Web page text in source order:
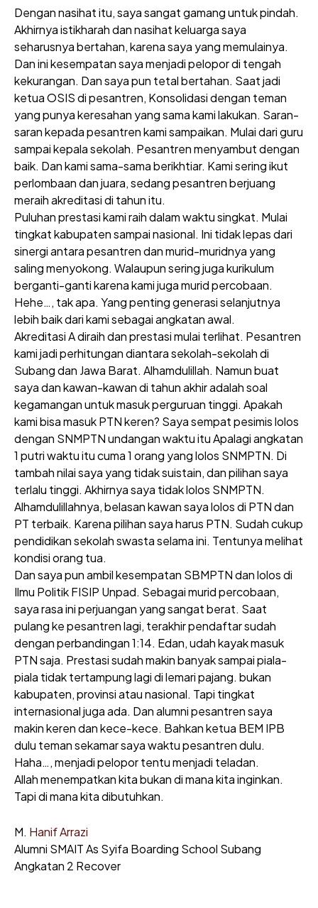
Dengan nasihat itu, saya sangat gamang untuk pindah.
Akhirnya istikharah dan nasihat keluarga saya
seharusnya bertahan, karena saya yang memulainya.
Dan ini kesempatan saya menjadi pelopor di tengah
kekurangan. Dan saya pun tetal bertahan. Saat jadi
ketua OSIS di pesantren, Konsolidasi dengan teman
yang punya keresahan yang sama kami lakukan. Saran-
saran kepada pesantren kami sampaikan. Mulai dari guru
sampai kepala sekolah. Pesantren menyambut dengan
baik. Dan kami sama-sama berikhtiar. Kami sering ikut
perlombaan dan juara, sedang pesantren berjuang
meraih akreditasi di tahun itu.
Puluhan prestasi kami raih dalam waktu singkat. Mulai
tingkat kabupaten sampai nasional. Ini tidak lepas dari
sinergi antara pesantren dan murid-muridnya yang
saling menyokong. Walaupun sering juga kurikulum
berganti-ganti karena kami juga murid percobaan.
Hehe…, tak apa. Yang penting generasi selanjutnya
lebih baik dari kami sebagai angkatan awal.
Akreditasi A diraih dan prestasi mulai terlihat. Pesantren
kami jadi perhitungan diantara sekolah-sekolah di
Subang dan Jawa Barat. Alhamdulillah. Namun buat
saya dan kawan-kawan di tahun akhir adalah soal
kegamangan untuk masuk perguruan tinggi. Apakah
kami bisa masuk PTN keren? Saya sempat pesimis lolos
dengan SNMPTN undangan waktu itu Apalagi angkatan
1 putri waktu itu cuma 1 orang yang lolos SNMPTN. Di
tambah nilai saya yang tidak suistain, dan pilihan saya
terlalu tinggi. Akhirnya saya tidak lolos SNMPTN.
Alhamdulillahnya, belasan kawan saya lolos di PTN dan
PT terbaik. Karena pilihan saya harus PTN. Sudah cukup
pendidikan sekolah swasta selama ini. Tentunya melihat
kondisi orang tua.
Dan saya pun ambil kesempatan SBMPTN dan lolos di
Ilmu Politik FISIP Unpad. Sebagai murid percobaan,
saya rasa ini perjuangan yang sangat berat. Saat
pulang ke pesantren lagi, terakhir pendaftar sudah
dengan perbandingan 1:14. Edan, udah kayak masuk
PTN saja. Prestasi sudah makin banyak sampai piala-
piala tidak tertampung lagi di lemari pajang. bukan
kabupaten, provinsi atau nasional. Tapi tingkat
internasional juga ada. Dan alumni pesantren saya
makin keren dan kece-kece. Bahkan ketua BEM IPB
dulu teman sekamar saya waktu pesantren dulu.
Haha…, menjadi pelopor tentu menjadi teladan.
Allah menempatkan kita bukan di mana kita inginkan.
Tapi di mana kita dibutuhkan.
M. Hanif Arrazi
Alumni SMAIT As Syifa Boarding School Subang
Angkatan 2 Recover